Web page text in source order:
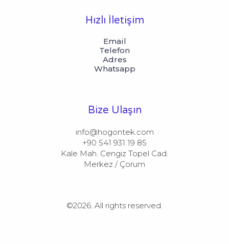
Hızlı İletişim
Email
Telefon
Adres
Whatsapp
Bize Ulaşın
info@hogontek.com
+90 541 931 19 85
Kale Mah. Cengiz Topel Cad.
Merkez / Çorum
©2026. All rights reserved.